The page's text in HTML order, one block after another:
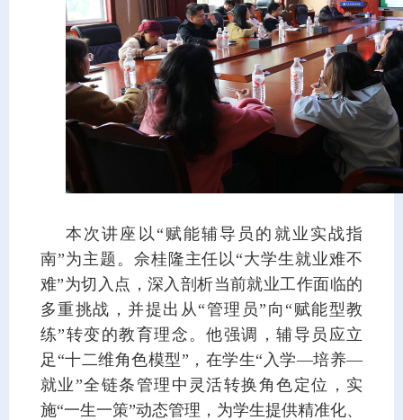
本次讲座以“赋能辅导员的就业实战指
南”为主题。佘桂隆主任以“大学生就业难不
难”为切入点，深入剖析当前就业工作面临的
多重挑战，并提出从“管理员”向“赋能型教
练”转变的教育理念。他强调，辅导员应立
足“十二维角色模型”，在学生“入学—培养—
就业”全链条管理中灵活转换角色定位，实
施“一生一策”动态管理，为学生提供精准化、